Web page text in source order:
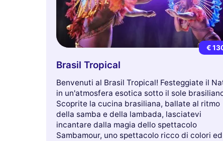
€
Brasil Tropical
Benvenuti al Brasil Tropical! Festeggiate il
in un'atmosfera esotica sotto il sole
Scoprite la cucina brasiliana, ballate al ritmo
della samba e della lambada, lasciatevi
incantare dalla magia dello spettacolo
Sambamour, uno spettacolo ricco di colori ed